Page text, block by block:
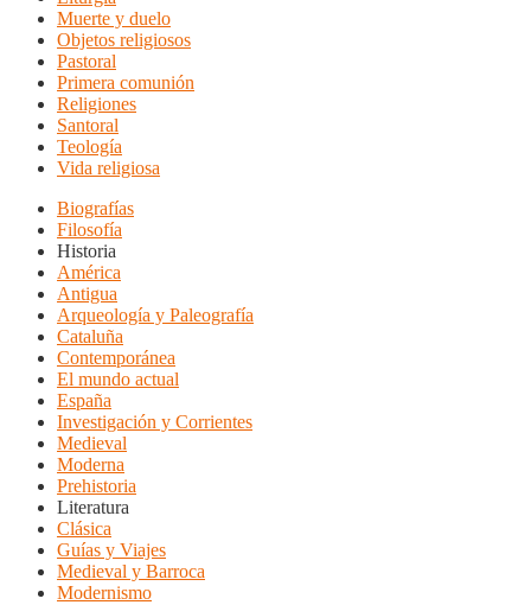
Muerte y duelo
Objetos religiosos
Pastoral
Primera comunión
Religiones
Santoral
Teología
Vida religiosa
Biografías
Filosofía
Historia
América
Antigua
Arqueología y Paleografía
Cataluña
Contemporánea
El mundo actual
España
Investigación y Corrientes
Medieval
Moderna
Prehistoria
Literatura
Clásica
Guías y Viajes
Medieval y Barroca
Modernismo